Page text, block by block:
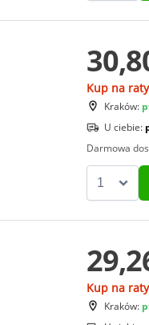
Kup na raty
Kraków:
U ciebie:
Darmowa
Kup na raty
Kraków: